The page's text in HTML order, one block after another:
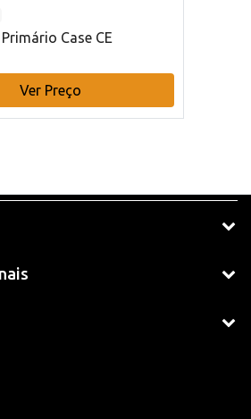
Case CE
Ver Preço